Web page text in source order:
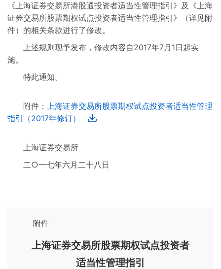
交易收费
其他业务规则
《上海证券交易所港股通投资者适当性管理指引》及《上海
证券交易所股票期权试点投资者适当性管理指引》（详见附
件）的相关条款进行了修改。
上述规则现予发布，修改内容自2017年7月1日起实
施。
特此通知。
附件： 上海证券交易所股票期权试点投资者适当性管理
指引（2017年修订）
上海证券交易所
二○一七年六月二十八日
附件
上海证券交易所股票期权试点投资者
适当性管理指引